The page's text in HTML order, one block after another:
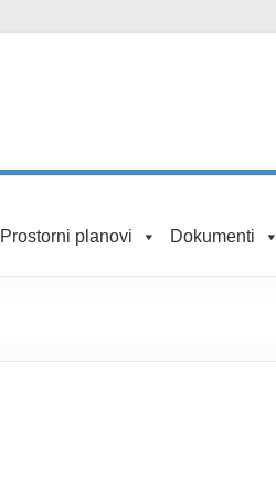
Prostorni planovi Dokumenti